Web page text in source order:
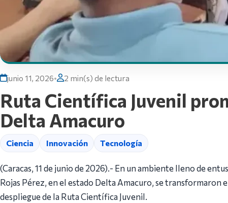
junio 11, 2026• 2 min(s) de lectura
Ruta Científica Juvenil
Delta Amacuro
Ciencia Innovación Tecnología
(Caracas, 11 de junio de 2026).- En un ambiente lleno de
Rojas Pérez, en el estado Delta Amacuro, se transformaron
despliegue de la Ruta Científica Juvenil.